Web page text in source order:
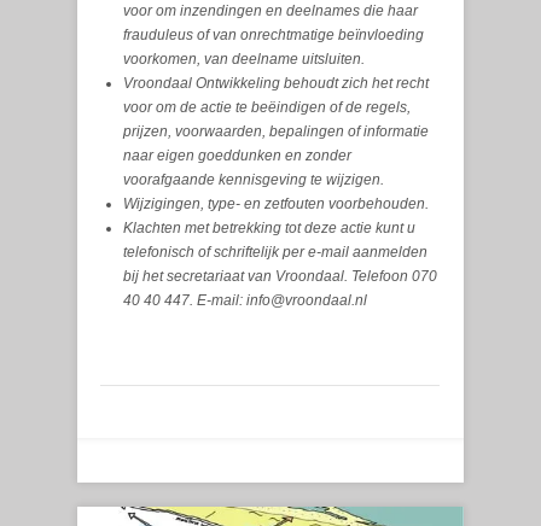
voor om inzendingen en deelnames die haar
frauduleus of van onrechtmatige beïnvloeding
voorkomen, van deelname uitsluiten.
Vroondaal Ontwikkeling behoudt zich het recht
voor om de actie te beëindigen of de regels,
prijzen, voorwaarden, bepalingen of informatie
naar eigen goeddunken en zonder
voorafgaande kennisgeving te wijzigen.
Wijzigingen, type- en zetfouten voorbehouden.
Klachten met betrekking tot deze actie kunt u
telefonisch of schriftelijk per e-mail aanmelden
bij het secretariaat van Vroondaal. Telefoon 070
40 40 447. E-mail: info@vroondaal.nl